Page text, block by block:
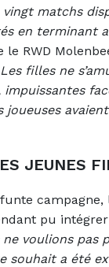
matchs
en terminant
le RWD
filles ne
joueuses
JEUNES
pu
ne voulions pas
souhait a été